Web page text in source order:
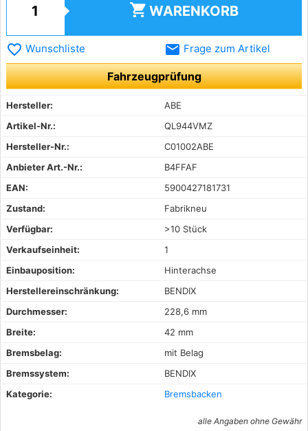
shopping_cart WARENKORB
favorite_border Wunschliste email Frage zum Artikel
Fahrzeugprüfung
Hersteller:
ABE
Artikel-Nr.:
QL944VMZ
Hersteller-Nr.:
C01002ABE
Anbieter Art.-Nr.:
B4FFAF
EAN:
5900427181731
Zustand:
Fabrikneu
Verfügbar:
>10 Stück
Verkaufseinheit:
1
Einbauposition:
Hinterachse
Herstellereinschränkung:
BENDIX
Durchmesser:
228,6 mm
Breite:
42 mm
Bremsbelag:
mit Belag
Bremssystem:
BENDIX
Kategorie:
Bremsbacken
alle Angaben ohne Gewähr